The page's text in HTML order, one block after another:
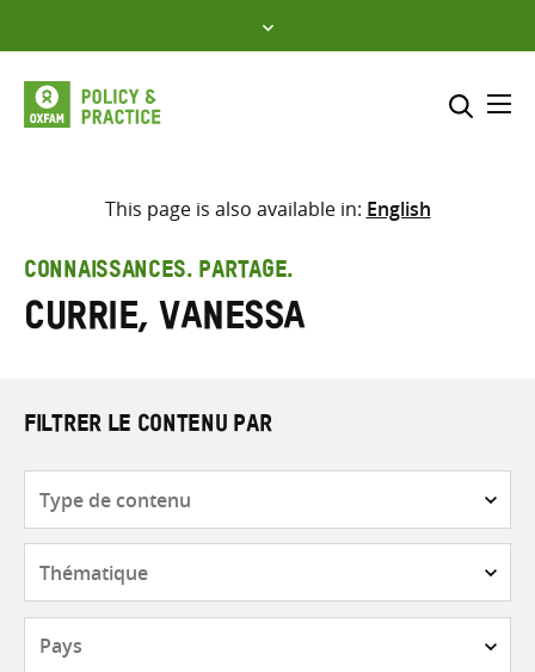
to
content
Sélectionner l’emplacement
Saisir
les
termes
This page is also available in: English
CONNAISSANCES. PARTAGE.
Currie, Vanessa
FILTRER LE CONTENU PAR
contenu